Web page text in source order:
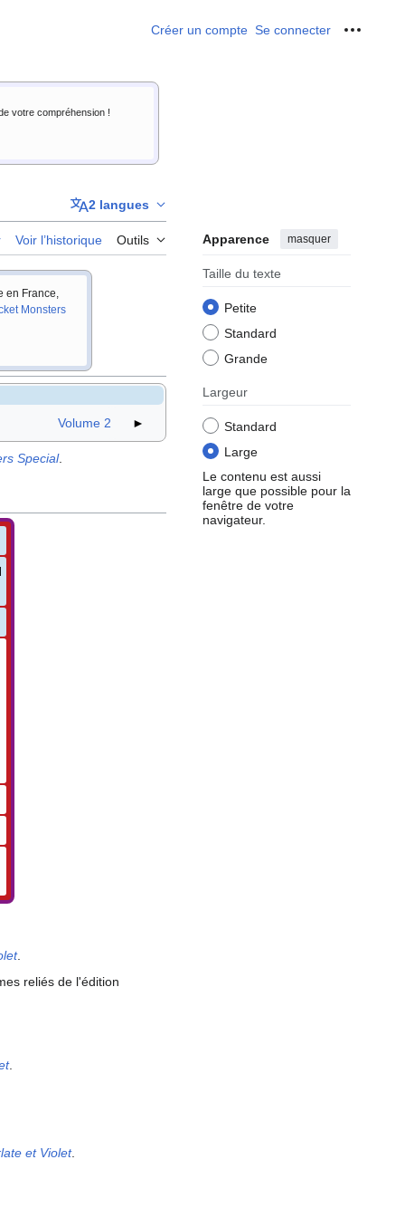
Créer un compte Se connecter Outils
votre compréhension !
2 langues
Voir l’historique Outils Apparence masquer
Taille du texte
Petite
Standard
Grande
Largeur
Standard
Large
Le contenu est aussi
large que possible pour la
fenêtre de votre
navigateur.
en France,
Monsters
Volume 2 ►
Special.
.
reliés de l'édition
.
et Violet.